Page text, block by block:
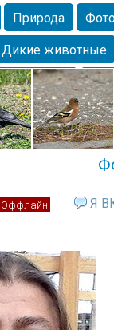
Природа
Дикие животные
Домашние
птицы Утка
Оффлайн
Я